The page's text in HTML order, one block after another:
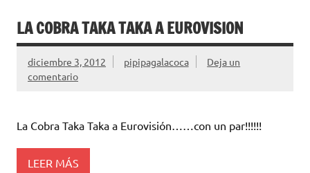
LA COBRA TAKA TAKA A EUROVISION
diciembre 3, 2012 pipipagalacoca
Deja un
comentario
La Cobra Taka Taka a Eurovisión……con un par!!!!!!
LEER MÁS